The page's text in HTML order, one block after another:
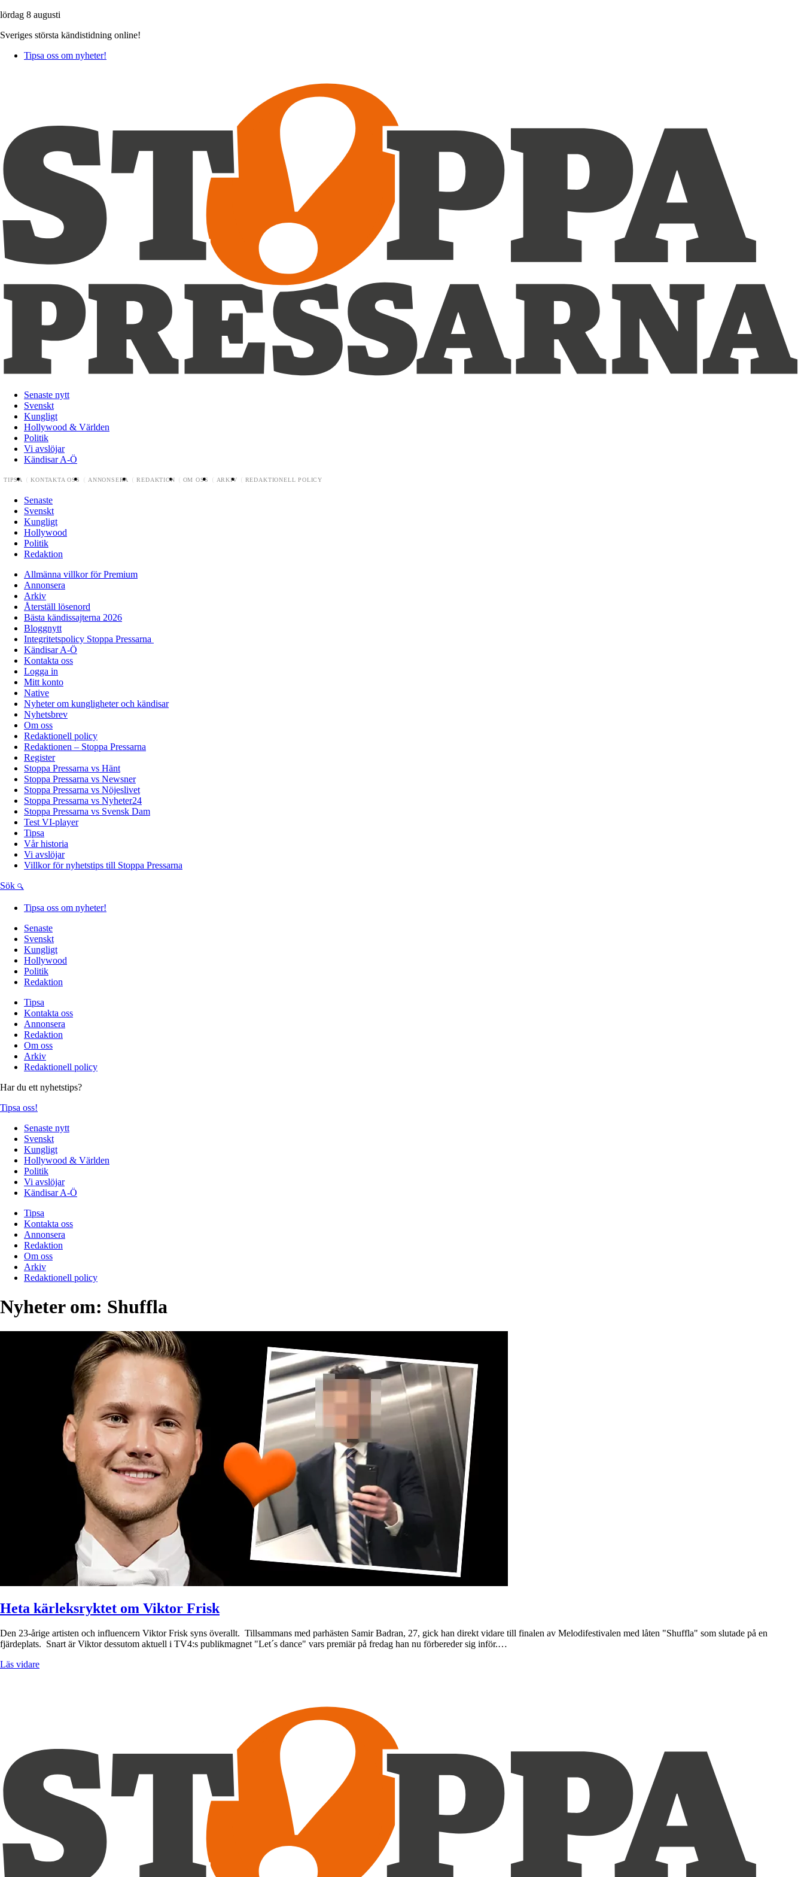
lördag 8 augusti
Sveriges största kändistidning online!
Tipsa oss om nyheter!
Senaste nytt
Svenskt
Kungligt
Hollywood & Världen
Politik
Vi avslöjar
Kändisar A-Ö
TIPSA KONTAKTA OSS ANNONSERA REDAKTION OM OSS ARKIV REDAKTIONELL POLICY
Senaste
Svenskt
Kungligt
Hollywood
Politik
Redaktion
Allmänna villkor för Premium
Annonsera
Arkiv
Återställ lösenord
Bästa kändissajterna 2026
Bloggnytt
Integritetspolicy Stoppa Pressarna
Kändisar A-Ö
Kontakta oss
Logga in
Mitt konto
Native
Nyheter om kungligheter och kändisar
Nyhetsbrev
Om oss
Redaktionell policy
Redaktionen – Stoppa Pressarna
Register
Stoppa Pressarna vs Hänt
Stoppa Pressarna vs Newsner
Stoppa Pressarna vs Nöjeslivet
Stoppa Pressarna vs Nyheter24
Stoppa Pressarna vs Svensk Dam
Test VI-player
Tipsa
Vår historia
Vi avslöjar
Villkor för nyhetstips till Stoppa Pressarna
Sök
Tipsa oss om nyheter!
Senaste
Svenskt
Kungligt
Hollywood
Politik
Redaktion
Tipsa
Kontakta oss
Annonsera
Redaktion
Om oss
Arkiv
Redaktionell policy
Har du ett nyhetstips?
Tipsa oss!
Senaste nytt
Svenskt
Kungligt
Hollywood & Världen
Politik
Vi avslöjar
Kändisar A-Ö
Tipsa
Kontakta oss
Annonsera
Redaktion
Om oss
Arkiv
Redaktionell policy
Nyheter om: Shuffla
Heta kärleksryktet om Viktor Frisk
Den 23-årige artisten och influencern Viktor Frisk syns överallt. Tillsammans med parhästen Samir Badran, 27, gick han direkt vidare till finalen av Melodifestivalen med låten "Shuffla" som slutade på en
fjärdeplats. Snart är Viktor dessutom aktuell i TV4:s publikmagnet "Let´s dance" vars premiär på fredag han nu förbereder sig inför.…
Läs vidare